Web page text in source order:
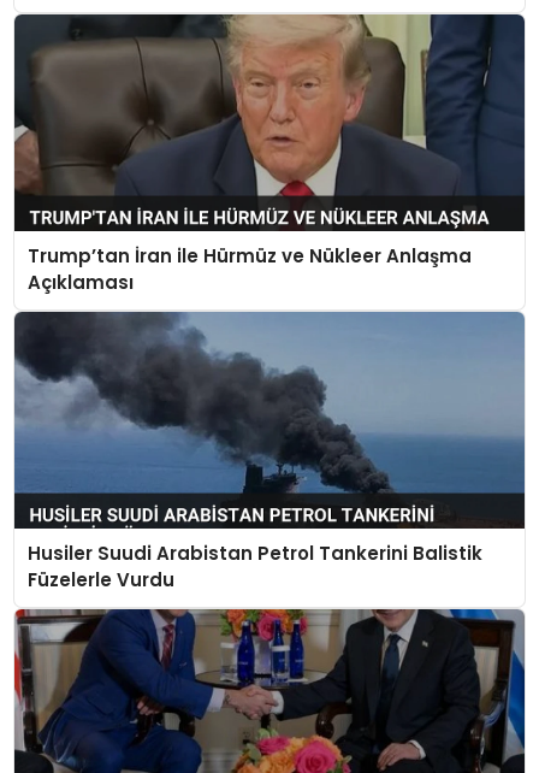
Trump’tan İran ile Hürmüz ve Nükleer Anlaşma
Açıklaması
Husiler Suudi Arabistan Petrol Tankerini Balistik
Füzelerle Vurdu